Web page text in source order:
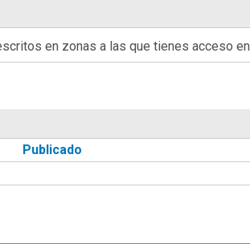
en zonas a las que tienes acceso
Publicado